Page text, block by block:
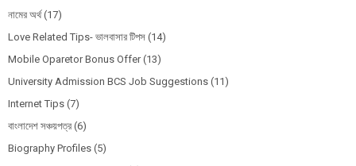
নামের অর্থ (17)
Love Related Tips- ভালবাসার টিপস (14)
Mobile Oparetor Bonus Offer (13)
University Admission BCS Job Suggestions (11)
Internet Tips (7)
বাংলাদেশ সঞ্চয়পত্র (6)
Biography Profiles (5)